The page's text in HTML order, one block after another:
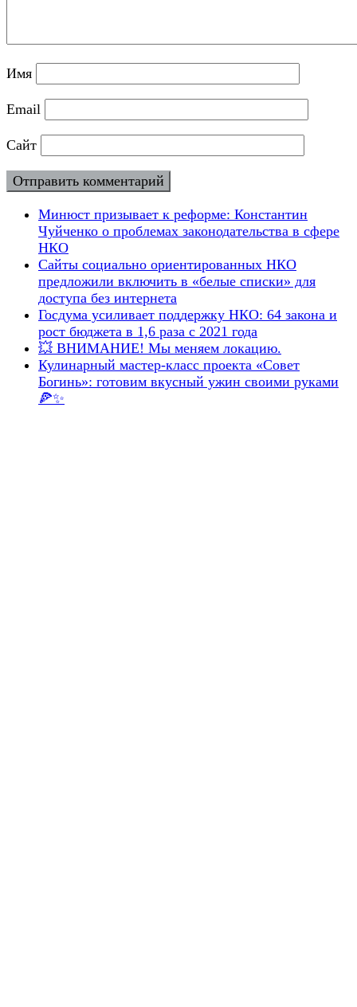
Имя
Email
Сайт
Минюст призывает к реформе: Константин
Чуйченко о проблемах законодательства в сфере
НКО
Сайты социально ориентированных НКО
предложили включить в «белые списки» для
доступа без интернета
Госдума усиливает поддержку НКО: 64 закона и
рост бюджета в 1,6 раза с 2021 года
💥 ВНИМАНИЕ! Мы меняем локацию.
Кулинарный мастер-класс проекта «Совет
Богинь»: готовим вкусный ужин своими руками
🍕✨